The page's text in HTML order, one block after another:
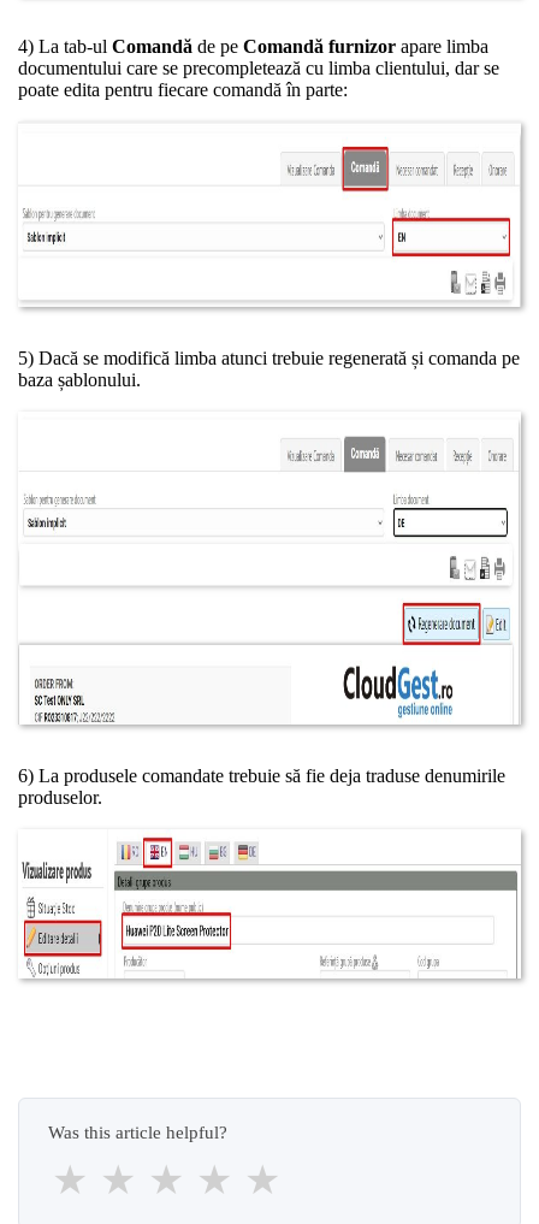
4) La tab-ul Comandă de pe Comandă furnizor apare limba
documentului care se precompletează cu limba clientului, dar se
poate edita pentru fiecare comandă în parte:
5) Dacă se modifică limba atunci trebuie regenerată și comanda pe
baza șablonului.
6) La produsele comandate trebuie să fie deja traduse denumirile
produselor.
Was this article helpful?
★ ★ ★ ★ ★